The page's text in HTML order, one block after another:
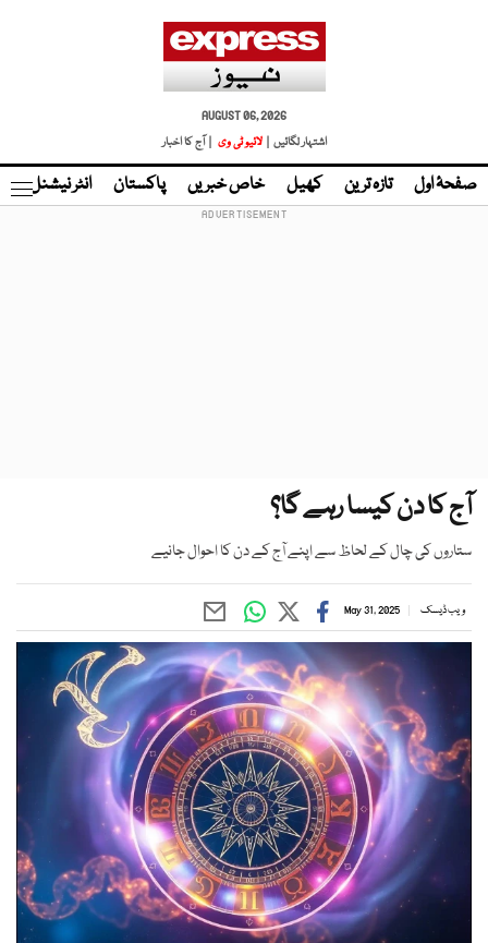
AUGUST 06, 2026
اشتہار لگائیں |
لائیو ٹی وی | آج کا اخبار
صفحۂ اول تازہ ترین کھیل خاص خبریں پاکستان انٹر نیشنل
آج کا دن کیسا رہے گا؟
ستاروں کی چال کے لحاظ سے اپنے آج کے دن کا احوال جانیے
ویب ڈیسک May 31, 2025